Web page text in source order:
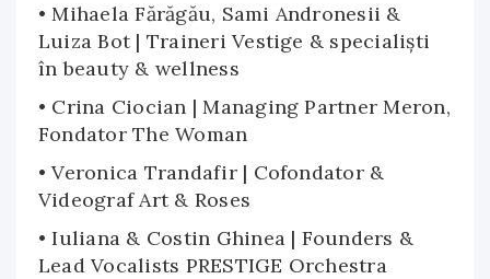
• Mihaela Fărăgău, Sami Andronesii &
Luiza Bot | Traineri Vestige & specialiști
în beauty & wellness
• Crina Ciocian | Managing Partner Meron,
Fondator The Woman
• Veronica Trandafir | Cofondator &
Videograf Art & Roses
• Iuliana & Costin Ghinea | Founders &
Lead Vocalists PRESTIGE Orchestra